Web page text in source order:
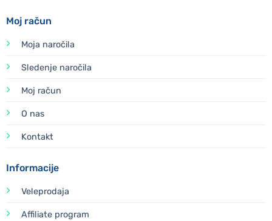
Moj račun
Moja naročila
Sledenje naročila
Moj račun
O nas
Kontakt
Informacije
Veleprodaja
Affiliate program